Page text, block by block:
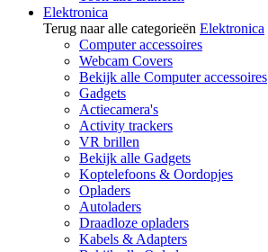
Elektronica
Terug naar alle categorieën Elektronica
Computer accessoires
Webcam Covers
Bekijk alle Computer accessoires
Gadgets
Actiecamera's
Activity trackers
VR brillen
Bekijk alle Gadgets
Koptelefoons & Oordopjes
Opladers
Autoladers
Draadloze opladers
Kabels & Adapters